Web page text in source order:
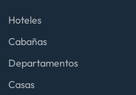
Hoteles
Cabañas
Departamentos
Casas